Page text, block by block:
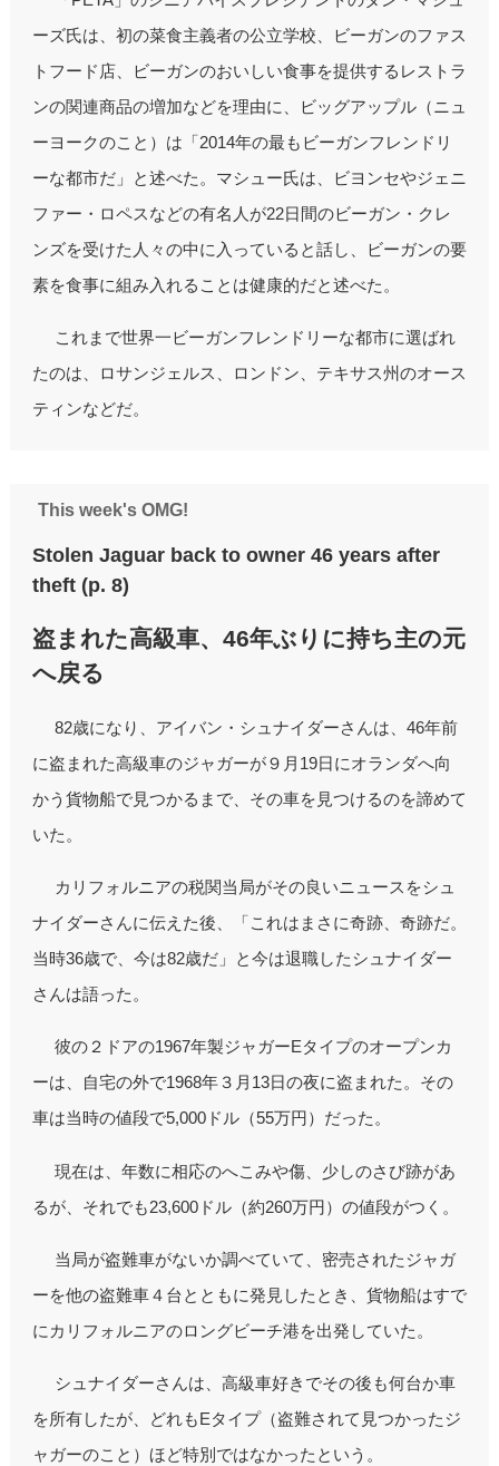
ーズ氏は、初の菜食主義者の公立学校、ビーガンのファス
トフード店、ビーガンのおいしい食事を提供するレストラ
ンの関連商品の増加などを理由に、ビッグアップル（ニュ
ーヨークのこと）は「2014年の最もビーガンフレンドリ
ーな都市だ」と述べた。マシュー氏は、ビヨンセやジェニ
ファー・ロペスなどの有名人が22日間のビーガン・クレ
ンズを受けた人々の中に入っていると話し、ビーガンの要
素を食事に組み入れることは健康的だと述べた。
これまで世界一ビーガンフレンドリーな都市に選ばれ
たのは、ロサンジェルス、ロンドン、テキサス州のオース
ティンなどだ。
This week's OMG!
Stolen Jaguar back to owner 46 years after
theft (p. 8)
盗まれた高級車、46年ぶりに持ち主の元
へ戻る
82歳になり、アイバン・シュナイダーさんは、46年前
に盗まれた高級車のジャガーが９月19日にオランダへ向
かう貨物船で見つかるまで、その車を見つけるのを諦めて
いた。
カリフォルニアの税関当局がその良いニュースをシュ
ナイダーさんに伝えた後、「これはまさに奇跡、奇跡だ。
当時36歳で、今は82歳だ」と今は退職したシュナイダー
さんは語った。
彼の２ドアの1967年製ジャガーEタイプのオープンカ
ーは、自宅の外で1968年３月13日の夜に盗まれた。その
車は当時の値段で5,000ドル（55万円）だった。
現在は、年数に相応のへこみや傷、少しのさび跡があ
るが、それでも23,600ドル（約260万円）の値段がつく。
当局が盗難車がないか調べていて、密売されたジャガ
ーを他の盗難車４台とともに発見したとき、貨物船はすで
にカリフォルニアのロングビーチ港を出発していた。
シュナイダーさんは、高級車好きでその後も何台か車
を所有したが、どれもEタイプ（盗難されて見つかったジ
ャガーのこと）ほど特別ではなかったという。